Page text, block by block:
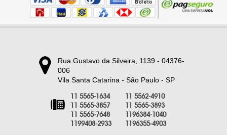
Rua Gustavo da Silveira, 1139 - 04376-
006
Vila Santa Catarina - São Paulo - SP
11 5565-1634
11 5562-4910
11 5565-3857
11 5565-3893
11 5565-7648
1196384-1040
1199408-2933
1196355-4903